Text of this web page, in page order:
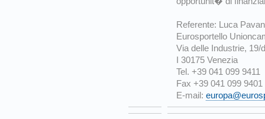
Referente: Luca
Eurosportello
Via delle Industrie, 19/d
I 30175 Venezia
Tel. +39 041 099 9411
Fax +39 041 099 9401
E-mail: